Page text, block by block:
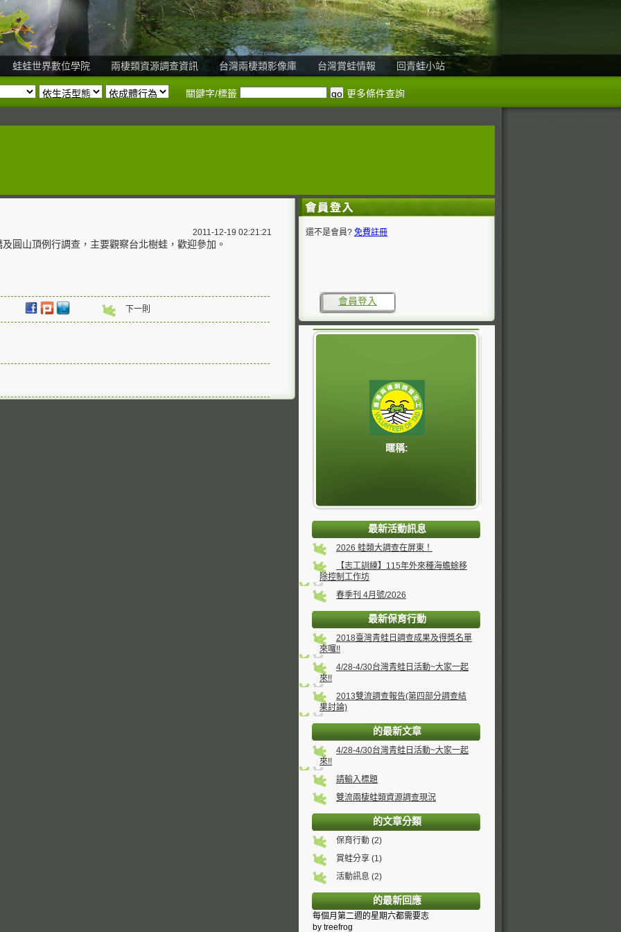
蛙蛙世界數位學院 兩棲類資源調查資訊 台灣兩棲類影像庫 台灣賞蛙情報 回青蛙小站
關鍵字/標籤 更多條件查詢
2011-12-19 02:21:21
圓山頂例行調查，主要觀察台北樹蛙，歡迎參加。
下一則
會員登入
還不是會員? 免費註冊
暱稱:
最新活動訊息
2026 蛙類大調查在屏東！
【志工訓練】115年外來種海蟾蜍移
除控制工作坊
春季刊 4月號/2026
最新保育行動
2018臺灣青蛙日調查成果及得獎名單
來囉!!
4/28-4/30台灣青蛙日活動~大家一起
來!!
2013雙流調查報告(第四部分調查結
果討論)
的最新文章
4/28-4/30台灣青蛙日活動~大家一起
來!!
請輸入標題
雙流兩棲蛙類資源調查現況
的文章分類
保育行動 (2)
賞蛙分享 (1)
活動訊息 (2)
的最新回應
每個月第二週的星期六都需要志
by treefrog